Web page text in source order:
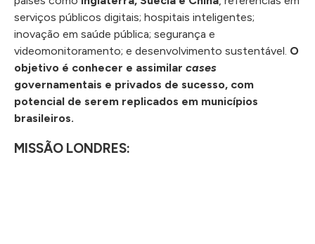
serviços públicos digitais; hospitais inteligentes;
inovação em saúde pública; segurança e
videomonitoramento; e desenvolvimento sustentável. O
objetivo é conhecer e assimilar cases
governamentais e privados de sucesso, com
potencial de serem replicados em municípios
brasileiros.
MISSÃO LONDRES: